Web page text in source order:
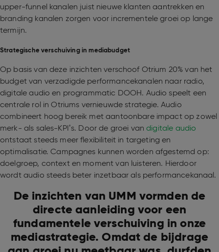
upper-funnel kanalen juist nieuwe klanten aantrekken en
branding kanalen zorgen voor incrementele groei op lange
termijn.
Strategische verschuiving in mediabudget
Op basis van deze inzichten verschoof Otrium 20% van het
budget van verzadigde performancekanalen naar radio,
digitale audio en programmatic DOOH. Audio speelt een
centrale rol in Otriums vernieuwde strategie. Audio
combineert hoog bereik met aantoonbare impact op zowel
merk- als sales-KPI’s. Door de groei vandigitale audio
ontstaat steeds meer flexibiliteit in targeting en
optimalisatie. Campagnes kunnen worden afgestemd op:
doelgroep, context en moment van luisteren. Hierdoor
wordt audio steeds beter inzetbaar als performancekanaal.
De inzichten van UMM vormden de
directe aanleiding voor een
fundamentele verschuiving in onze
mediastrategie. Omdat de bijdrage